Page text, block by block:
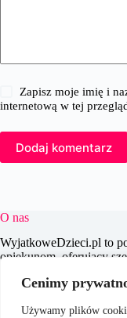
Cenimy
Używamy plików
Zapisz moje imię i
internetową w tej
Dodaj komentarz
O nas
WyjatkoweDzieci.pl to
opiekunom, oferujący
celem jest wspieranie
praktycznych treści,